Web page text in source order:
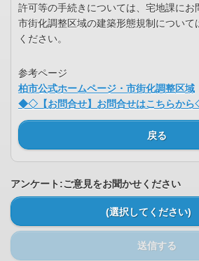
許可等の手続きについては、宅地課にお
市街化調整区域の建築形態規制について
ください。
参考ページ
柏市公式ホームページ・市街化調整区域
◆◇【お問合せ】お問合せはこちらか
戻る
アンケート:ご意見をお聞かせください
(選択してください)
送信する